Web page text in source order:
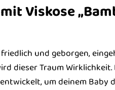
Viskose
und geborgen,
dieser Traum
um deinem Baby